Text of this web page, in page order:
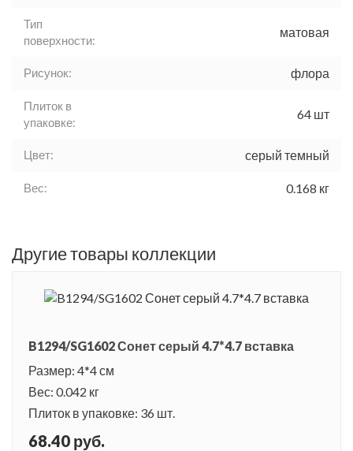
Тип
поверхности:
матовая
Рисунок: флора
Плиток в
упаковке:
64 шт
Цвет: серый темный
Вес: 0.168 кг
Другие товары коллекции
B1294/SG1602 Сонет серый 4.7*4.7 вставка
Размер: 4*4 см
Вес: 0.042 кг
Плиток в упаковке: 36 шт.
68.40 руб.